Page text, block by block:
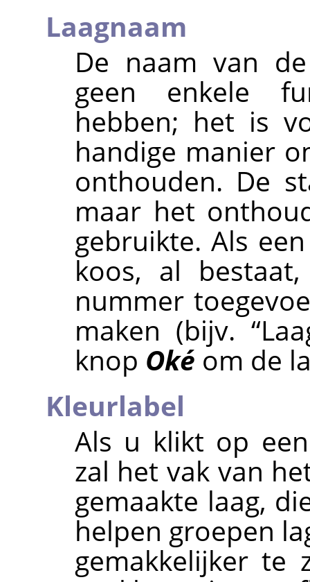
Laagnaam
De naam van
geen enkele
hebben; het is
handige manier
onthouden. De
maar het
gebruikte. Als
koos, al
nummer
maken (bijv. “
knop Oké om de
Kleurlabel
Als u klikt op
zal het vak van
gemaakte laag,
helpen groepen
gemakkelijker